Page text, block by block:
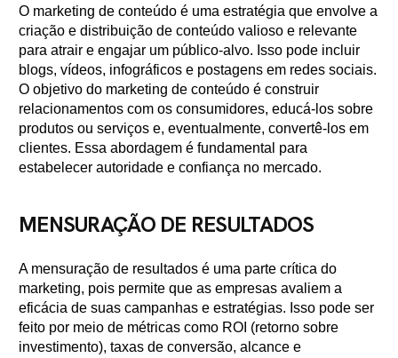
O marketing de conteúdo é uma estratégia que envolve a
criação e distribuição de conteúdo valioso e relevante
para atrair e engajar um público-alvo. Isso pode incluir
blogs, vídeos, infográficos e postagens em redes sociais.
O objetivo do marketing de conteúdo é construir
relacionamentos com os consumidores, educá-los sobre
produtos ou serviços e, eventualmente, convertê-los em
clientes. Essa abordagem é fundamental para
estabelecer autoridade e confiança no mercado.
MENSURAÇÃO DE RESULTADOS
A mensuração de resultados é uma parte crítica do
marketing, pois permite que as empresas avaliem a
eficácia de suas campanhas e estratégias. Isso pode ser
feito por meio de métricas como ROI (retorno sobre
investimento), taxas de conversão, alcance e